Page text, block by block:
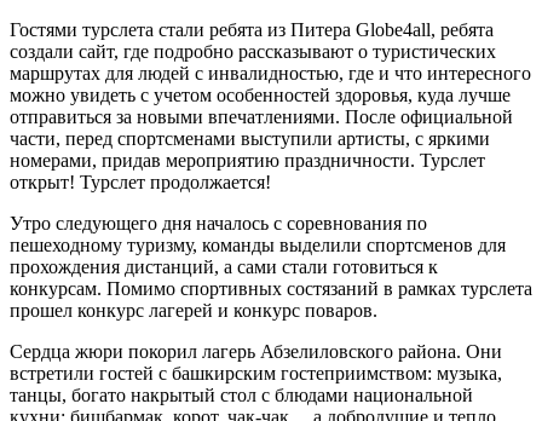
Гостями турслета стали ребята из Питера Globe4аll, ребята
создали сайт, где подробно рассказывают о туристических
маршрутах для людей с инвалидностью, где и что интересного
можно увидеть с учетом особенностей здоровья, куда лучше
отправиться за новыми впечатлениями. После официальной
части, перед спортсменами выступили артисты, с яркими
номерами, придав мероприятию праздничности. Турслет
открыт! Турслет продолжается!
Утро следующего дня началось с соревнования по
пешеходному туризму, команды выделили спортсменов для
прохождения дистанций, а сами стали готовиться к
конкурсам. Помимо спортивных состязаний в рамках турслета
прошел конкурс лагерей и конкурс поваров.
Сердца жюри покорил лагерь Абзелиловского района. Они
встретили гостей с башкирским гостеприимством: музыка,
танцы, богато накрытый стол с блюдами национальной
кухни: бишбармак, корот, чак-чак… а добродушие и тепло,